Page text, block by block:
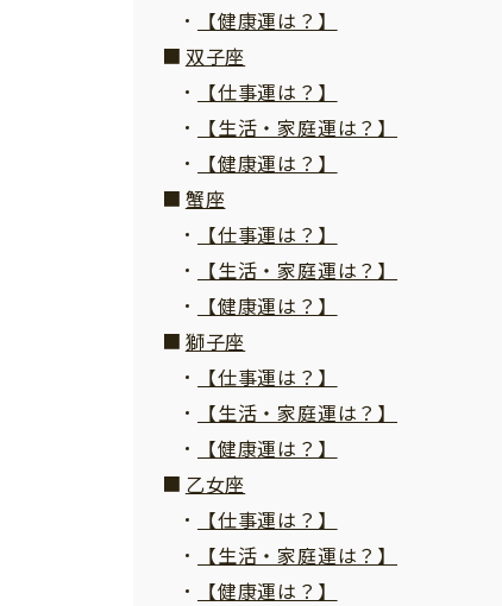
【健康運は？】
双子座
【仕事運は？】
【生活・家庭運は？】
【健康運は？】
蟹座
【仕事運は？】
【生活・家庭運は？】
【健康運は？】
獅子座
【仕事運は？】
【生活・家庭運は？】
【健康運は？】
乙女座
【仕事運は？】
【生活・家庭運は？】
【健康運は？】